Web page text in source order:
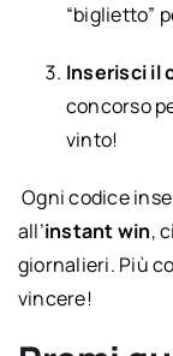
“biglietto”
Inserisci il
concorso
vinto!
Ogni codice
all’instant win,
giornalieri. Più
vincere!